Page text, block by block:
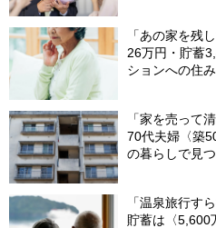
「あの家を残
26万円・貯蓄
ションへの住
「家を売って
70代夫婦〈築
の暮らしで見
「温泉旅行す
貯蓄は〈5,600